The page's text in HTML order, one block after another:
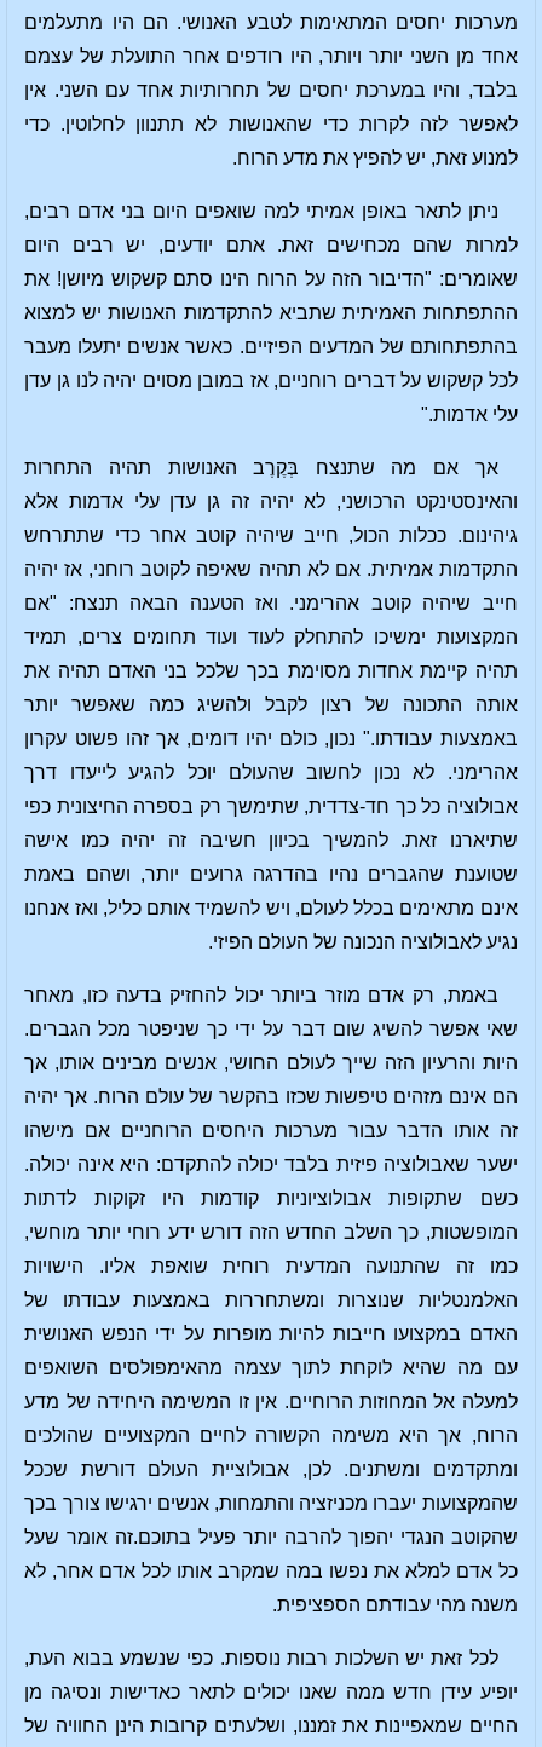
מערכות יחסים המתאימות לטבע האנושי. הם היו מתעלמים
אחד מן השני יותר ויותר, היו רודפים אחר התועלת של עצמם
בלבד, והיו במערכת יחסים של תחרותיות אחד עם השני. אין
לאפשר לזה לקרות כדי שהאנושות לא תתנוון לחלוטין. כדי
למנוע זאת, יש להפיץ את מדע הרוח.
ניתן לתאר באופן אמיתי למה שואפים היום בני אדם רבים,
למרות שהם מכחישים זאת. אתם יודעים, יש רבים היום
שאומרים: "הדיבור הזה על הרוח הינו סתם קשקוש מיושן! את
ההתפתחות האמיתית שתביא להתקדמות האנושות יש למצוא
בהתפתחותם של המדעים הפיזיים. כאשר אנשים יתעלו מעבר
לכל קשקוש על דברים רוחניים, אז במובן מסוים יהיה לנו גן עדן
עלי אדמות."
אך אם מה שתנצח בְּקֶרֶב האנושות תהיה התחרות
והאינסטינקט הרכושני, לא יהיה זה גן עדן עלי אדמות אלא
גיהינום. ככלות הכול, חייב שיהיה קוטב אחר כדי שתתרחש
התקדמות אמיתית. אם לא תהיה שאיפה לקוטב רוחני, אז יהיה
חייב שיהיה קוטב אהרימני. ואז הטענה הבאה תנצח: "אם
המקצועות ימשיכו להתחלק לעוד ועוד תחומים צרים, תמיד
תהיה קיימת אחדות מסוימת בכך שלכל בני האדם תהיה את
אותה התכונה של רצון לקבל ולהשיג כמה שאפשר יותר
באמצעות עבודתו." נכון, כולם יהיו דומים, אך זהו פשוט עקרון
אהרימני. לא נכון לחשוב שהעולם יוכל להגיע לייעדו דרך
אבולוציה כל כך חד-צדדית, שתימשך רק בספרה החיצונית כפי
שתיארנו זאת. להמשיך בכיוון חשיבה זה יהיה כמו אישה
שטוענת שהגברים נהיו בהדרגה גרועים יותר, ושהם באמת
אינם מתאימים בכלל לעולם, ויש להשמיד אותם כליל, ואז אנחנו
נגיע לאבולוציה הנכונה של העולם הפיזי.
באמת, רק אדם מוזר ביותר יכול להחזיק בדעה כזו, מאחר
שאי אפשר להשיג שום דבר על ידי כך שניפטר מכל הגברים.
היות והרעיון הזה שייך לעולם החושי, אנשים מבינים אותו, אך
הם אינם מזהים טיפשות שכזו בהקשר של עולם הרוח. אך יהיה
זה אותו הדבר עבור מערכות היחסים הרוחניים אם מישהו
ישער שאבולוציה פיזית בלבד יכולה להתקדם: היא אינה יכולה.
כשם שתקופות אבולוציוניות קודמות היו זקוקות לדתות
המופשטות, כך השלב החדש הזה דורש ידע רוחי יותר מוחשי,
כמו זה שהתנועה המדעית רוחית שואפת אליו. הישויות
האלמנטליות שנוצרות ומשתחררות באמצעות עבודתו של
האדם במקצועו חייבות להיות מופרות על ידי הנפש האנושית
עם מה שהיא לוקחת לתוך עצמה מהאימפולסים השואפים
למעלה אל המחוזות הרוחיים. אין זו המשימה היחידה של מדע
הרוח, אך היא משימה הקשורה לחיים המקצועיים שהולכים
ומתקדמים ומשתנים. לכן, אבולוציית העולם דורשת שככל
שהמקצועות יעברו מכניזציה והתמחות, אנשים ירגישו צורך בכך
שהקוטב הנגדי יהפוך להרבה יותר פעיל בתוכם.זה אומר שעל
כל אדם למלא את נפשו במה שמקרב אותו לכל אדם אחר, לא
משנה מהי עבודתם הספציפית.
לכל זאת יש השלכות רבות נוספות. כפי שנשמע בבוא העת,
יופיע עידן חדש ממה שאנו יכולים לתאר כאדישות ונסיגה מן
החיים שמאפיינות את זמננו, ושלעתים קרובות הינן החוויה של